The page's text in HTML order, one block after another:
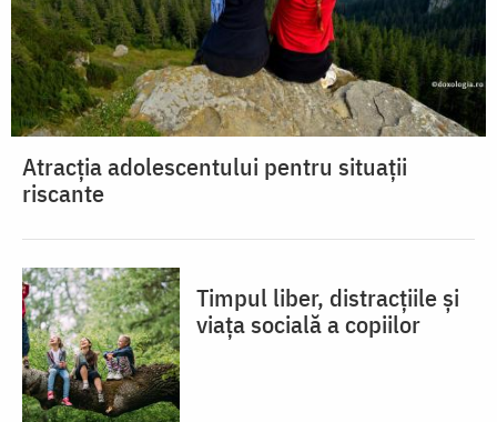
Atracția adolescentului pentru situații
riscante
Timpul liber, distracțiile și
viața socială a copiilor